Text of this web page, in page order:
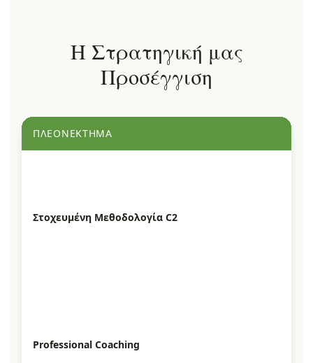
Η Στρατηγική μας
Προσέγγιση
ΠΛΕΟΝΈΚΤΗΜΑ
Στοχευμένη Μεθοδολογία C2
Professional Coaching